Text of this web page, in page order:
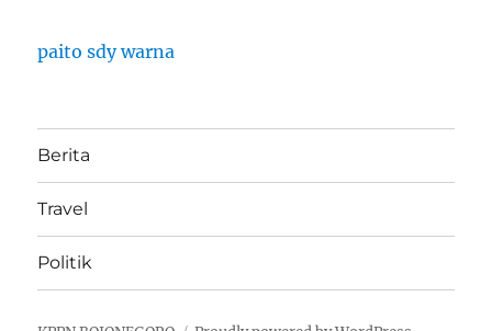
paito sdy warna
Berita
Travel
Politik